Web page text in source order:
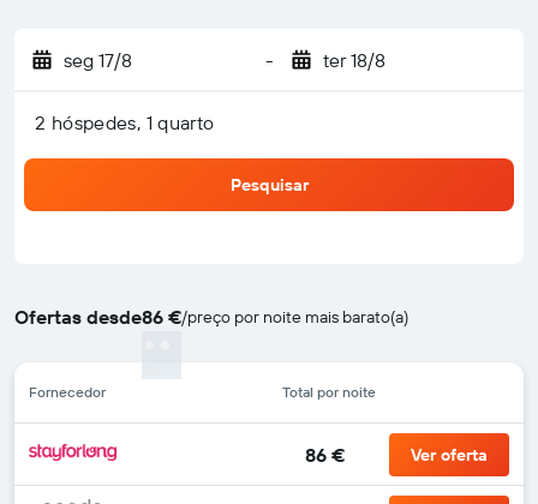
seg 17/8 - ter 18/8
2 hóspedes, 1 quarto
Pesquisar
Ofertas desde86 €/preço por noite mais barato(a)
Fornecedor Total por noite
86 € Ver oferta